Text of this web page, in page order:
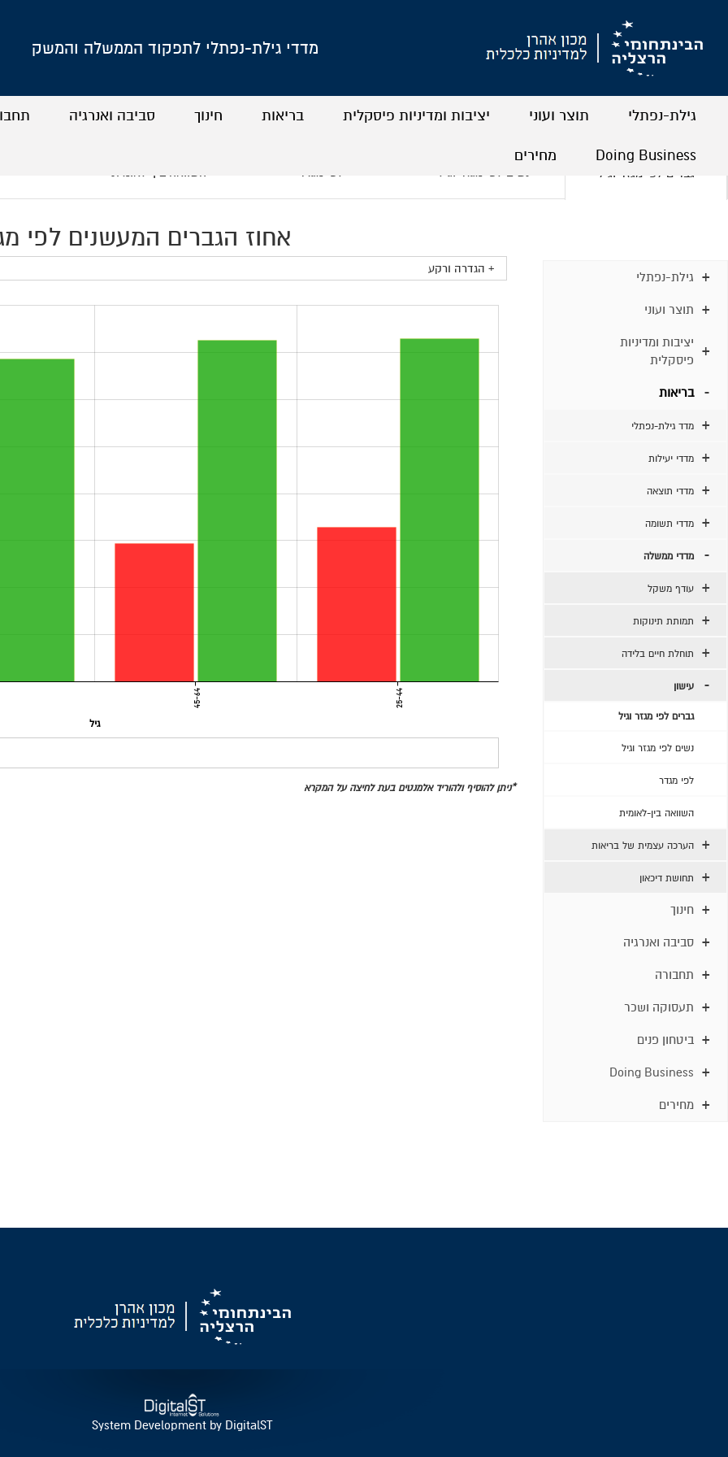
מדדי גילת-נפתלי לתפקוד הממשלה והמשק
גילת-נפתלי תוצר ועוני יציבות ומדיניות פיסקלית בריאות חינוך סביבה ואנרגיה
Doing Business מחירים
גברים לפי מגזר וגיל נשים לפי מגזר וגיל לפי מגדר השוואה בין-לאומית
גילת-נפתלי
תוצר ועוני
יציבות ומדיניות
פיסקלית
בריאות
מדד גילת-נפתלי
מדדי יעילות
מדדי תוצאה
מדדי תשומה
מדדי ממשלה
עודף משקל
תמותת תינוקות
תוחלת חיים בלידה
עישון
גברים לפי מגזר וגיל
נשים לפי מגזר וגיל
לפי מגדר
השוואה בין-לאומית
הערכה עצמית של בריאות
תחושת דיכאון
חינוך
סביבה ואנרגיה
תחבורה
תעסוקה ושכר
ביטחון פנים
Doing Business
מחירים
אחוז הגברים המעשנים לפי מגזר
+ הגדרה ורקע
45-64 25-44
גיל
*ניתן להוסיף ולהוריד אלמנטים בעת לחיצה על המקרא
System Development by DigitalST